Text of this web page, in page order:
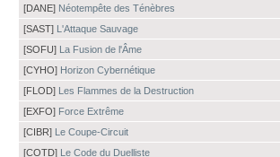
[DANE] Néotempête des Ténèbres
[SAST] L'Attaque Sauvage
[SOFU] La Fusion de l'Âme
[CYHO] Horizon Cybernétique
[FLOD] Les Flammes de la Destruction
[EXFO] Force Extrême
[CIBR] Le Coupe-Circuit
[COTD] Le Code du Duelliste